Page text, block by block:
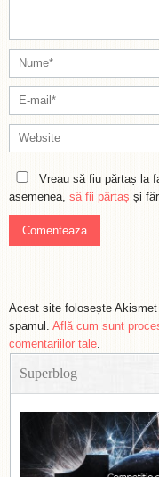
Vreau să fiu părtaș la
asemenea, să fii părtaș și
Acest site folosește
spamul. Află cum sunt
comentariilor tale.
Superblog